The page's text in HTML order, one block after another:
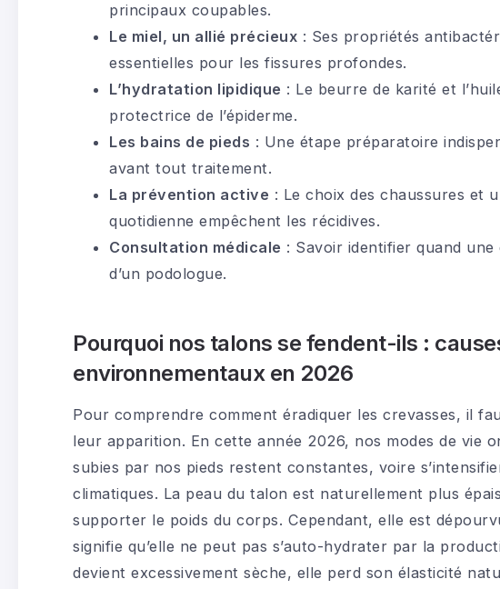
principaux coupables.
Le miel, un allié précieux : Ses propriétés
essentielles pour les fissures profondes.
L’hydratation lipidique : Le beurre de karité et
protectrice de l’épiderme.
Les bains de pieds : Une étape préparatoire
avant tout traitement.
La prévention active : Le choix des chaussures et
quotidienne empêchent les récidives.
Consultation médicale : Savoir identifier quand
d’un podologue.
Pourquoi nos talons se fendent-ils :
environnementaux en 2026
Pour comprendre comment éradiquer les crevasses, il
leur apparition. En cette année 2026, nos modes de vie
subies par nos pieds restent constantes, voire
climatiques. La peau du talon est naturellement plus
supporter le poids du corps. Cependant, elle est
signifie qu’elle ne peut pas s’auto-hydrater par la
devient excessivement sèche, elle perd son élasticité